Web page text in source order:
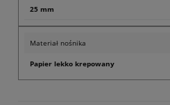
25 mm
Materiał nośnika
Papier lekko krepowany